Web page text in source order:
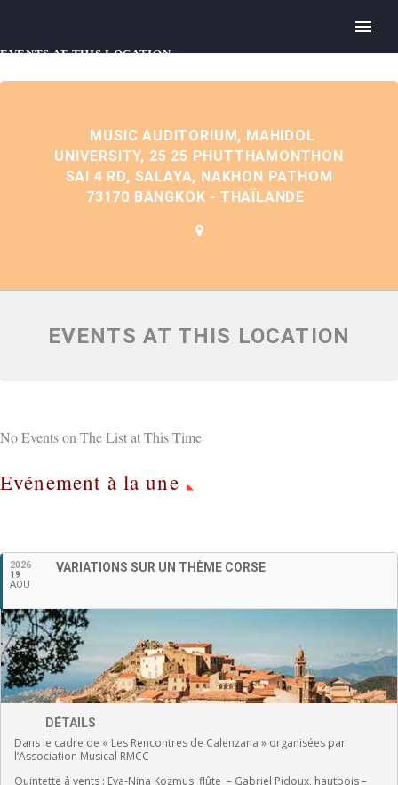
EVENTS AT THIS LOCATION
MUSIC AUDITORIUM, MAHIDOL
UNIVERSITY, 25 25 PHUTTHAMONTHON
SAI 4 RD, SALAYA, NAKHON PATHOM
73170 BANGKOK - THAÏLANDE
EVENTS AT THIS LOCATION
No Events on The List at This Time
Evénement à la une
2026
19
AOU
VARIATIONS SUR UN THÈME CORSE
DÉTAILS
Dans le cadre de « Les Rencontres de Calenzana » organisées par
l’Association Musical RMCC
Quintette à vents : Eva-Nina Kozmus, flûte – Gabriel Pidoux, hautbois –